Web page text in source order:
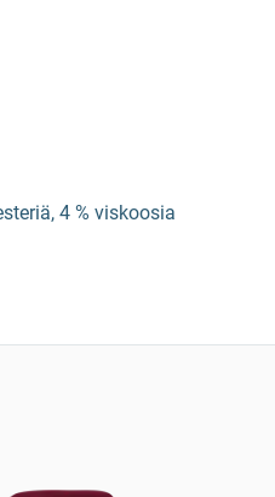
4 % viskoosia